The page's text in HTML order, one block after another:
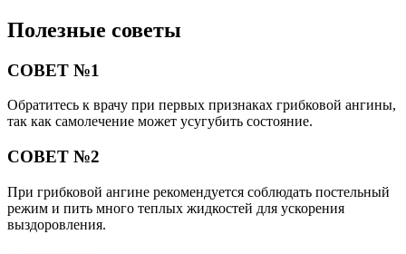
Полезные советы
СОВЕТ №1
Обратитесь к врачу при первых признаках грибковой ангины,
так как самолечение может усугубить состояние.
СОВЕТ №2
При грибковой ангине рекомендуется соблюдать постельный
режим и пить много теплых жидкостей для ускорения
выздоровления.